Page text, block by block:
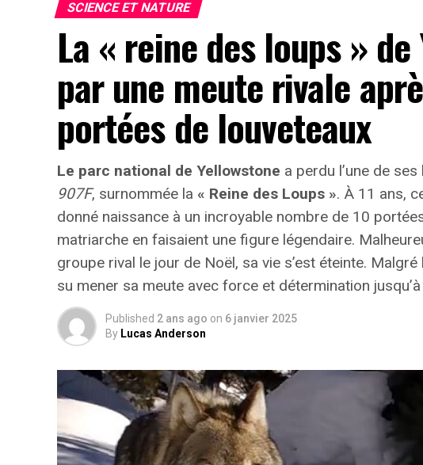
contestées entre la Russie et le Japon. Pendant la
utilisé un cratère volcanique inondé sur Simushir
nucléaires.
Les résultats publiés le 30 décembre 2024 dans la
encore à découvrir concernant l’activité volcanique
L’impact Météorologique Documenté
« Bien que 1831 soit une période relativement
volcan était à l’origine [de cette éruption
principal et volcanologue à l’Université St Andrews.
L’éruption de 1831 fait partie d’une série d’éruptions
phénomène n’était pas véritablement une période
environ dix mille ans — mais représentait
cours des cinq derniers siècles.
Météo Dévastatrice en Europe
D’après Hutchison,il n’existe pas de témoignages
raison du caractère éloigné et peu habité des îles
SCIENCE ET NATURE
La « reine des loups »
par une meute rivale
portées de louveteaux
Le parc national de Yellowstone a perdu l’une de
907F, surnommée la « Reine des Loups ». À 11 ans,
donné naissance à un incroyable nombre de 10
matriarche en faisaient une figure légendaire.
groupe rival le jour de Noël, sa vie s’est éteinte.
su mener sa meute avec force et détermination
Published 2 ans ago on 6 janvier 2025
By Lucas Anderson